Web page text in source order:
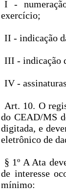
I -
exercício;
II - indicação
III - indicação
IV -
Art. 10. O
do CEAD/MS
digitada, e
eletrônico de
§ 1º A Ata
de interesse
mínimo: